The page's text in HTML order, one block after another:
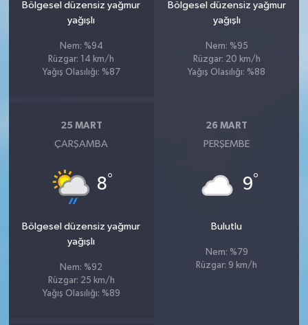
Bölgesel düzensiz yağmur
yağışlı
Nem: %94
Rüzgar: 14 km/h
Yağış Olasılığı: %87
Bölgesel düzensiz yağmur
yağışlı
Nem: %95
Rüzgar: 20 km/h
Yağış Olasılığı: %88
25 MART
ÇARŞAMBA
8°
Bölgesel düzensiz yağmur
yağışlı
Nem: %92
Rüzgar: 25 km/h
Yağış Olasılığı: %89
26 MART
PERŞEMBE
9°
Bulutlu
Nem: %79
Rüzgar: 9 km/h